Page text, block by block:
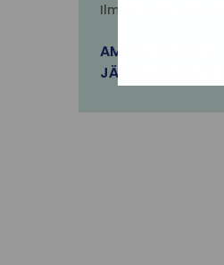
Ilmoittaudu
AMMATTILAISET
JÄSENJÄRJESTÖT